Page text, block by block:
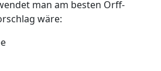
man am besten Orff-
wäre: